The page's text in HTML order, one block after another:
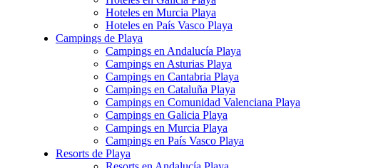
Hoteles en Murcia Playa
Hoteles en País Vasco Playa
Campings de Playa
Campings en Andalucía Playa
Campings en Asturias Playa
Campings en Cantabria Playa
Campings en Cataluña Playa
Campings en Comunidad Valenciana Playa
Campings en Galicia Playa
Campings en Murcia Playa
Campings en País Vasco Playa
Resorts de Playa